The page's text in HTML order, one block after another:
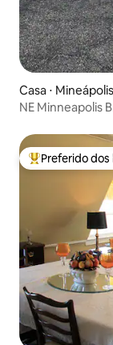
Casa ⋅ Mineápolis
NE Minneapolis
Entre os
Preferido